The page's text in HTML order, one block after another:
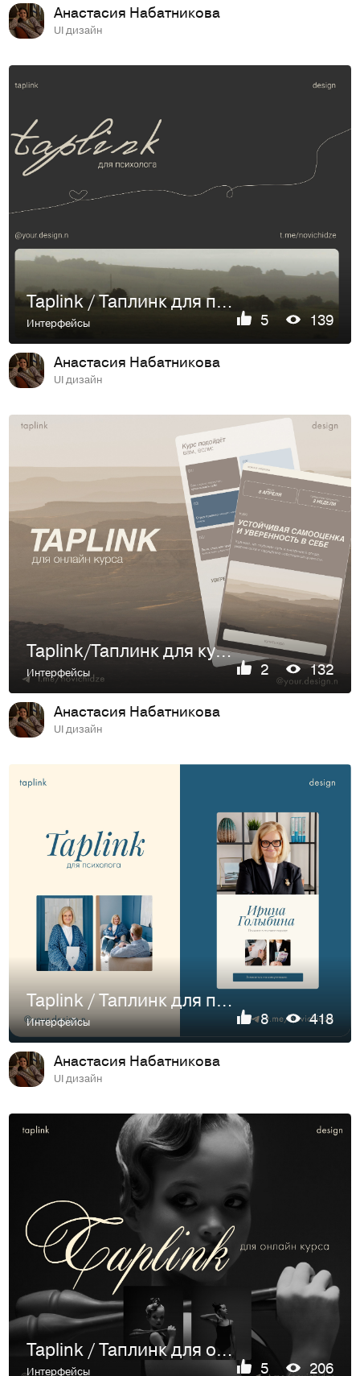
Анастасия Набатникова
UI дизайн
Taplink / Таплинк для психолога
Интерфейсы 5 139
Анастасия Набатникова
UI дизайн
Taplink/Таплинк для курса
Интерфейсы 2 132
Анастасия Набатникова
UI дизайн
Taplink / Таплинк для психолога
Интерфейсы 8 418
Анастасия Набатникова
UI дизайн
Taplink / Таплинк для онлайн курса
Интерфейсы 5 206